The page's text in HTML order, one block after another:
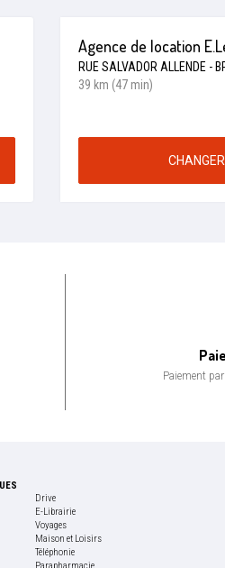
Agence de location
RUE SALVADOR ALLENDE -
39 km (47 min)
Paiement
Drive
E-Librairie
Voyages
Maison et Loisirs
Téléphonie